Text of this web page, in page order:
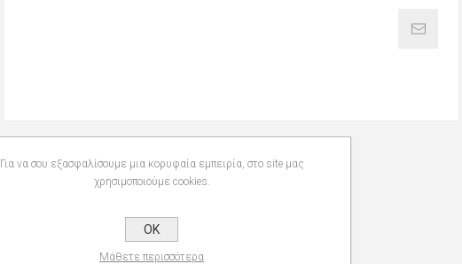
Για να σου εξασφαλίσουμε μια κορυφαία εμπειρία, στο site μας
χρησιμοποιούμε cookies.
OK
Μάθετε περισσότερα